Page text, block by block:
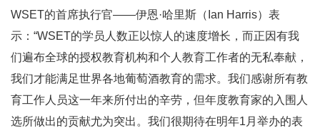
WSET的首席执行官——伊恩·哈里斯（Ian Harris）表
示：“WSET的学员人数正以惊人的速度增长，而正因有我
们遍布全球的授权教育机构和个人教育工作者的无私奉献，
我们才能满足世界各地葡萄酒教育的需求。我们感谢所有教
育工作人员这一年来所付出的辛劳，但年度教育家的入围人
选所做出的贡献尤为突出。我们很期待在明年1月举办的表